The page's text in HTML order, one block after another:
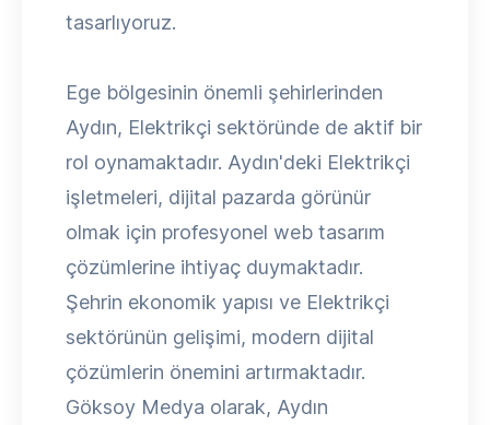
tasarlıyoruz.
Ege bölgesinin önemli şehirlerinden
Aydın, Elektrikçi sektöründe de aktif bir
rol oynamaktadır. Aydın'deki Elektrikçi
işletmeleri, dijital pazarda görünür
olmak için profesyonel web tasarım
çözümlerine ihtiyaç duymaktadır.
Şehrin ekonomik yapısı ve Elektrikçi
sektörünün gelişimi, modern dijital
çözümlerin önemini artırmaktadır.
Göksoy Medya olarak, Aydın